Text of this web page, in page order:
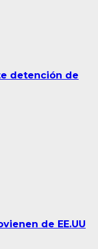
detención de
de EE.UU